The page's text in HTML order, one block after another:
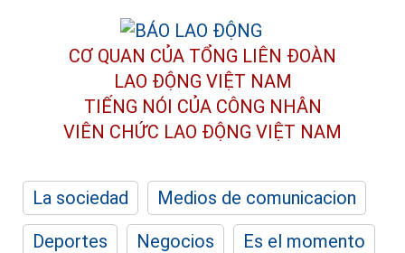
CƠ QUAN CỦA TỔNG LIÊN ĐOÀN
LAO ĐỘNG VIỆT NAM
TIẾNG NÓI CỦA CÔNG NHÂN
VIÊN CHỨC LAO ĐỘNG VIỆT NAM
La sociedad
Medios de comunicacion
Deportes
Negocios
Es el momento